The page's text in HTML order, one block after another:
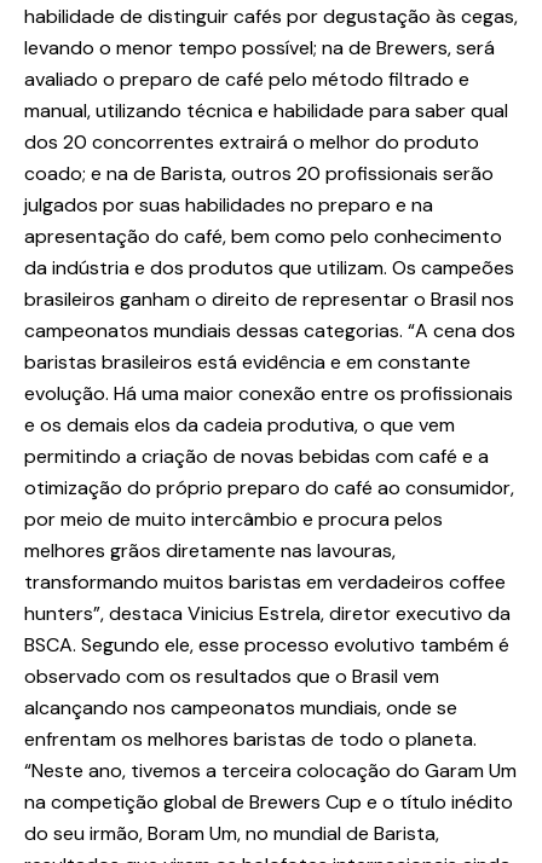
habilidade de distinguir cafés por degustação às cegas,
levando o menor tempo possível; na de Brewers, será
avaliado o preparo de café pelo método filtrado e
manual, utilizando técnica e habilidade para saber qual
dos 20 concorrentes extrairá o melhor do produto
coado; e na de Barista, outros 20 profissionais serão
julgados por suas habilidades no preparo e na
apresentação do café, bem como pelo conhecimento
da indústria e dos produtos que utilizam. Os campeões
brasileiros ganham o direito de representar o Brasil nos
campeonatos mundiais dessas categorias. “A cena dos
baristas brasileiros está evidência e em constante
evolução. Há uma maior conexão entre os profissionais
e os demais elos da cadeia produtiva, o que vem
permitindo a criação de novas bebidas com café e a
otimização do próprio preparo do café ao consumidor,
por meio de muito intercâmbio e procura pelos
melhores grãos diretamente nas lavouras,
transformando muitos baristas em verdadeiros coffee
hunters”, destaca Vinicius Estrela, diretor executivo da
BSCA. Segundo ele, esse processo evolutivo também é
observado com os resultados que o Brasil vem
alcançando nos campeonatos mundiais, onde se
enfrentam os melhores baristas de todo o planeta.
“Neste ano, tivemos a terceira colocação do Garam Um
na competição global de Brewers Cup e o título inédito
do seu irmão, Boram Um, no mundial de Barista,